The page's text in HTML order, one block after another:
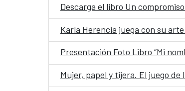
Descarga el libro Un
Karla Herencia juega con su
Presentación Foto Libro “Mi
Mujer, papel y tijera. El juego de